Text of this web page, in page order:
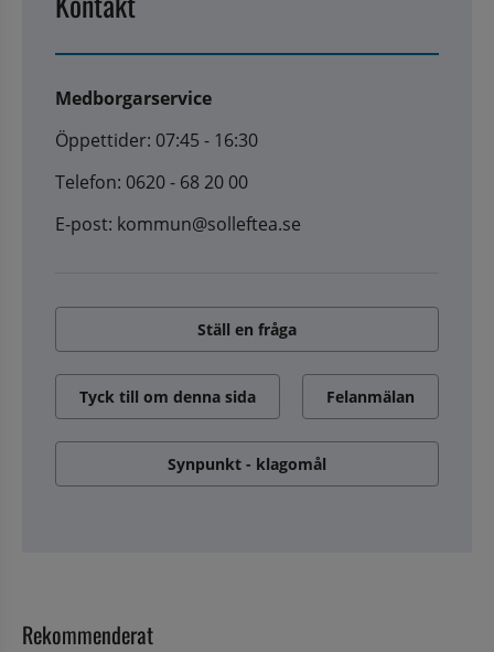
Medborgarservice
Öppettider: 07:45 - 16:30
Telefon: 0620 - 68 20 00
E-post: kommun@solleftea.se
Ställ en fråga
Tyck till om denna sida Felanmälan
Synpunkt - klagomål
Rekommenderat